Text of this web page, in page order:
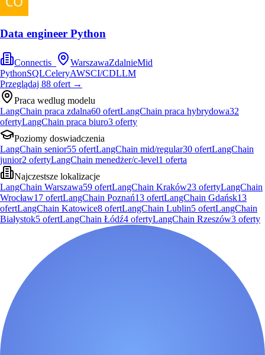
Data engineer Python
Connectis_ WarszawaZdalnieMid
PythonSQLCeleryAWSCI/CDLLM
Przeglądaj 88 ofert →
Praca wedlug modelu
LangChain praca zdalna60 ofertLangChain praca hybrydowa32
ofertyLangChain praca biuro3 oferty
Poziomy doswiadczenia
LangChain senior55 ofertLangChain mid/regular30 ofertLangChain
junior2 ofertyLangChain menedżer/c-level1 oferta
Najczestsze lokalizacje
LangChain Warszawa59 ofertLangChain Kraków23 ofertyLangChain
Wrocław17 ofertLangChain Poznań13 ofertLangChain Gdańsk13
ofertLangChain Katowice8 ofertLangChain Lublin5 ofertLangChain
Białystok5 ofertLangChain Łódź4 ofertyLangChain Rzeszów3 oferty